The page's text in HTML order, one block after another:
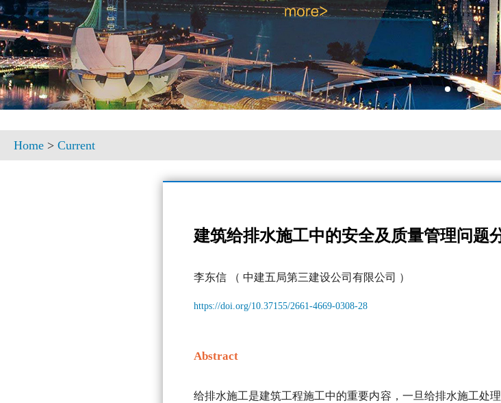
Home > Current
建筑给排水施工中的安全及质量管理问题
李东信 （ 中建五局第三建设公司有限公司 ）
https://doi.org/10.37155/2661-4669-0308-28
Abstract
给排水施工是建筑工程施工中的重要内容，一旦给排水施工处